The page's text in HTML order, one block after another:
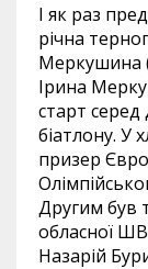
І як раз
річна
Меркушина
Ірина
старт серед
біатлону. У
призер
Другим був
обласної
Назарій